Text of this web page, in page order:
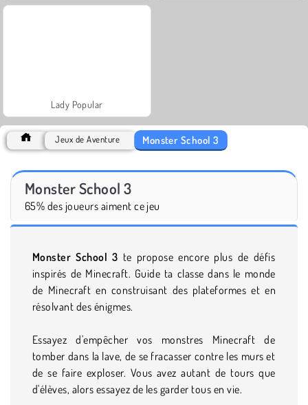
Lady Popular
Jeux de Aventure Monster School 3
Monster School 3
65% des joueurs aiment ce jeu
Monster School 3 te propose encore plus de défis
inspirés de Minecraft. Guide ta classe dans le monde
de Minecraft en construisant des plateformes et en
résolvant des énigmes.
Essayez d'empêcher vos monstres Minecraft de
tomber dans la lave, de se fracasser contre les murs et
de se faire exploser. Vous avez autant de tours que
d'élèves, alors essayez de les garder tous en vie.